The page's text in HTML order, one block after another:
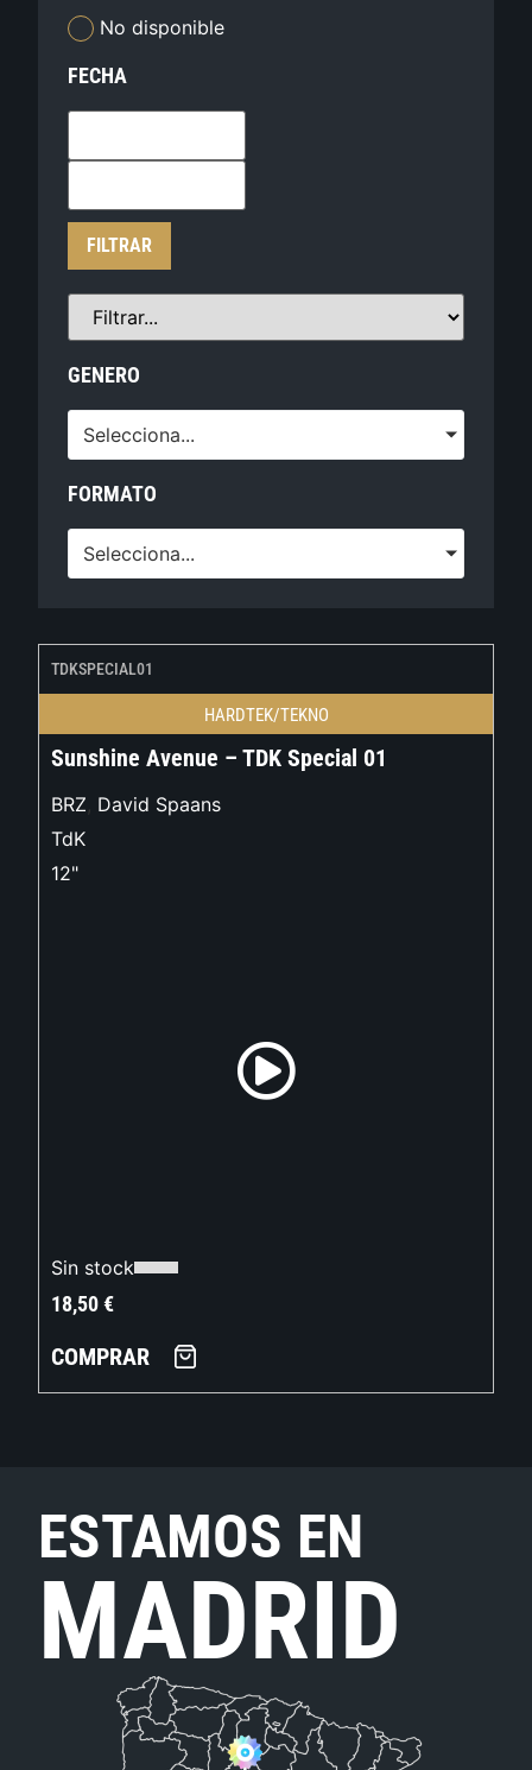
No disponible
FECHA
FILTRAR
GENERO
Selecciona...
FORMATO
Selecciona...
TDKSPECIAL01
HARDTEK/TEKNO
Sunshine Avenue – TDK Special 01
BRZ, David Spaans
TdK
12"
Sin stock
18,50€
COMPRAR
ESTAMOS EN
MADRID